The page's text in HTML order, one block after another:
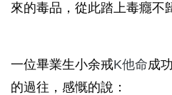
來的毒品，從此踏上毒癮不
一位畢業生小余戒K他命成
的過往，感慨的說：